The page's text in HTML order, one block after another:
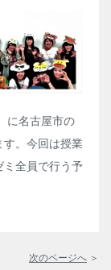
に名古屋市の
す。今回は授業
ミ全員で行う予
次のページへ ＞